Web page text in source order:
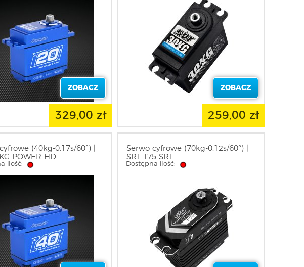
ZOBACZ
329,00 zł
ZOBACZ
259,00 zł
(40kg-0.17s/60°) |
POWER HD
ilość:
Serwo cyfrowe (70kg-0,12s/60°) |
SRT-T75 SRT
Dostępna ilość: